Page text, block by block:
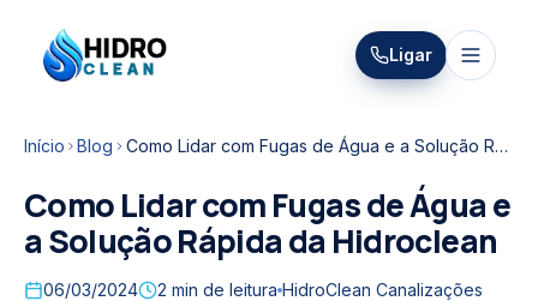
HIDRO
CLEAN
HidroClean Canalizações
Ligar
Início Blog Como Lidar com Fugas de Água e a Solução Rápida da Hidroclean
Como Lidar com Fugas de Água e
a Solução Rápida da Hidroclean
06/03/2024 2 min de leitura HidroClean Canalizações